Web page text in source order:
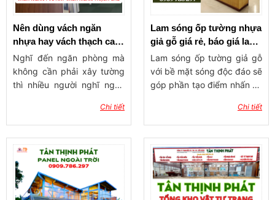
Nên dùng vách ngăn
nhựa hay vách thạch cao
ngăn phòng?
Nghĩ đến ngăn phòng mà
không cần phải xây tường
thì nhiều người nghĩ ngay
biến hiện nay đó là vách
ngăn nhựa và vách thạch
cao. Vậy nên dùng vách
ngăn nhựa hay vách thạch
cao ngăn phòng? Hãy cùng
vật tư Tân Thịnh Phát tham
khảo qua bài viết dưới đây
Chi tiết
Lam sóng ốp tường nhựa
giả gỗ giá rẻ, báo giá lam
ốp tường, trần
Lam sóng ốp tường giả gỗ
với bề mặt sóng độc đáo sẽ
góp phần tạo điểm nhấn ấn
dựng. Sản phẩm có tính
ứng dụng rộng rãi, được
dùng trong trang trí ốp
tường, ốp trần với ưu điểm
độ bền cao, khả năng
chống chịu thời tiết tốt,
mang đến không gian sống
Chi tiết